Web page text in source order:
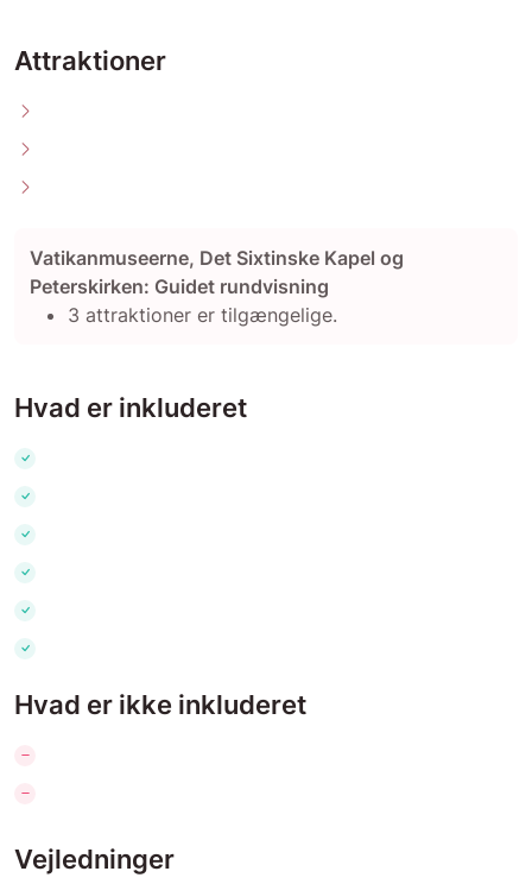
Attraktioner
Vatikanmuseerne, Det Sixtinske Kapel og
Peterskirken: Guidet rundvisning
3 attraktioner er tilgængelige.
Hvad er inkluderet
Hvad er ikke inkluderet
Vejledninger